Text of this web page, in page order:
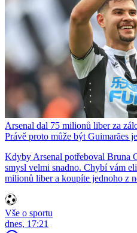
Arsenal dal 75 milionů liber za
Právě proto může být Guimarães
Kdyby Arsenal potřeboval Bruna
smysl velmi snadno. Chybí vám
milionů liber a koupíte jednoho z
Vše o sportu
dnes, 17:21